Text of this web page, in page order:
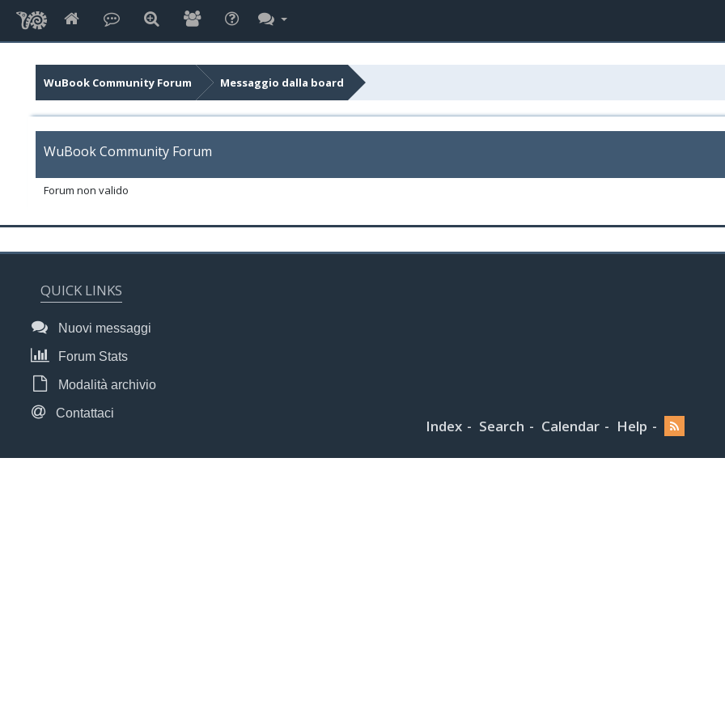
WuBook Community Forum Messaggio dalla board
WuBook Community Forum
Forum non valido
QUICK LINKS
Nuovi messaggi
Forum Stats
Modalità archivio
Contattaci
Index Search Calendar Help